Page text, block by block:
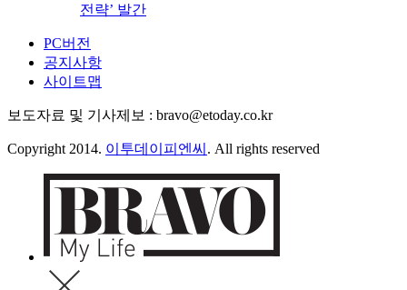
전략’ 발간
PC버전
공지사항
사이트맵
보도자료 및 기사제보 : bravo@etoday.co.kr
Copyright 2014. 이투데이피엔씨 . All rights reserved